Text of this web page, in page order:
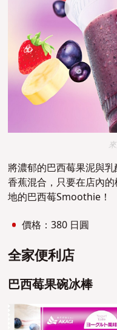
將濃郁的巴西莓果泥與
香蕉混合，只要在店內
地的巴西莓Smoothie！
價格：380 日圓
全家便利店
巴西莓果碗冰棒